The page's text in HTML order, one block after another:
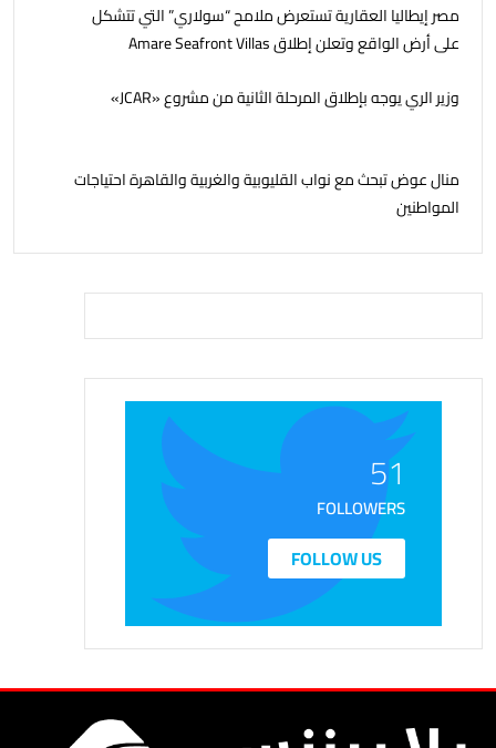
مصر إيطاليا العقارية تستعرض ملامح “سولاري” التي تتشكل
على أرض الواقع وتعلن إطلاق Amare Seafront Villas
وزير الري يوجه بإطلاق المرحلة الثانية من مشروع «JCAR»
منال عوض تبحث مع نواب القليوبية والغربية والقاهرة احتياجات
المواطنين
51
FOLLOWERS
FOLLOW US